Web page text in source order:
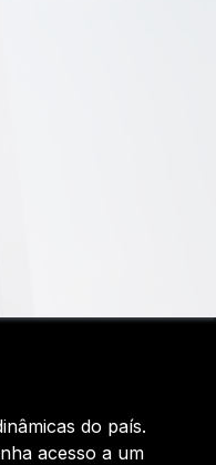
do país.
acesso a um